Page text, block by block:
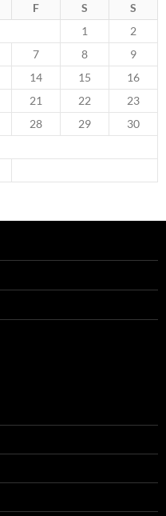
F S S
1
2
7 8
9
14 15
16
21 22
23
28 29
30